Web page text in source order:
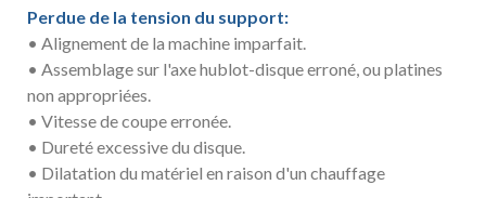
Perdue de la tension du support:
• Alignement de la machine imparfait.
• Assemblage sur l'axe hublot-disque erroné, ou platines
non appropriées.
• Vitesse de coupe erronée.
• Dureté excessive du disque.
• Dilatation du matériel en raison d'un chauffage